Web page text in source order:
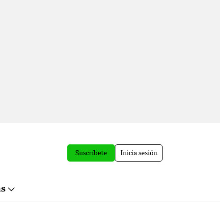
Suscríbete Inicia sesión